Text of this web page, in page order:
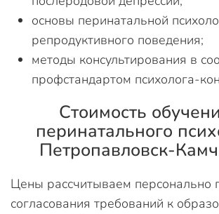
основы перинатальной
репродуктивного поведения;
методы консультирования в
профстандартом психолога-
Стоимость
перинатального
Петропавловск-
Цены рассчитываем персонально
согласования требований к